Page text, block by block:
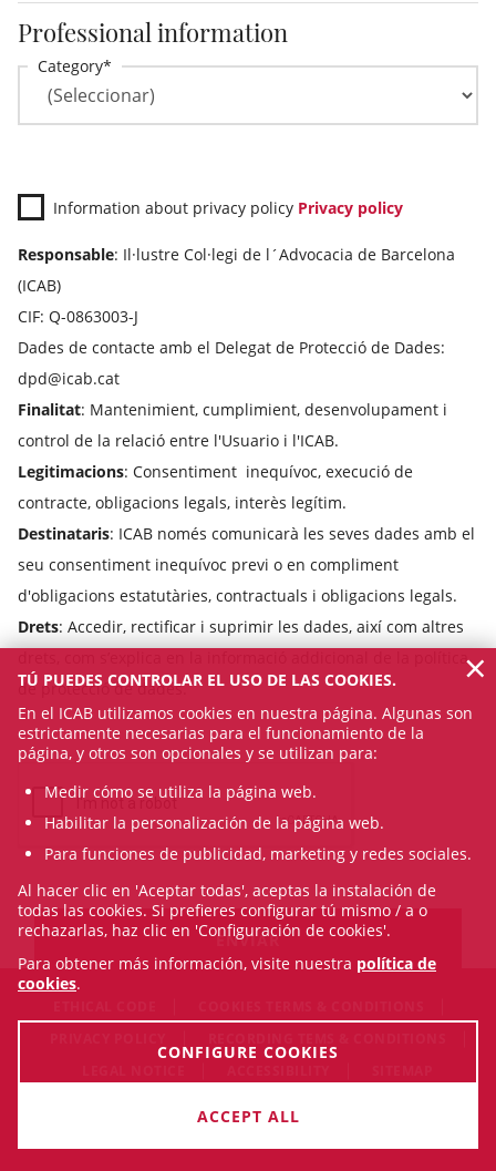
Professional information
Category
Information about privacy policy Privacy policy
Responsable: Il·lustre Col·legi de l´Advocacia de Barcelona
(ICAB)
CIF: Q-0863003-J
Dades de contacte amb el Delegat de Protecció de Dades:
dpd@icab.cat
Finalitat: Mantenimient, cumplimient, desenvolupament i
control de la relació entre l'Usuario i l'ICAB.
Legitimacions: Consentiment inequívoc, execució de
contracte, obligacions legals, interès legítim.
Destinataris: ICAB només comunicarà les seves dades amb el
seu consentiment inequívoc previ o en compliment
d'obligacions estatutàries, contractuals i obligacions legals.
Drets: Accedir, rectificar i suprimir les dades, així com altres
drets, com s’explica en la informació addicional de la política
de protecció de dades.
© Thu Aug 06 21:15:52 CEST 2026 Il·lustre Col·legi de
TÚ PUEDES CONTROLAR EL USO DE LAS COOKIES.
En el ICAB utilizamos cookies en nuestra página. Algunas son
estrictamente necesarias para el funcionamiento de la
página, y otros son opcionales y se utilizan para:
Medir cómo se utiliza la página web.
Habilitar la personalización de la página web.
Para funciones de publicidad, marketing y redes sociales.
Al hacer clic en 'Aceptar todas', aceptas la instalación de
todas las cookies. Si prefieres configurar tú mismo / a o
rechazarlas, haz clic en 'Configuración de cookies'.
Para obtener más información, visite nuestra política de
cookies.
CONFIGURE COOKIES
ACCEPT ALL
×